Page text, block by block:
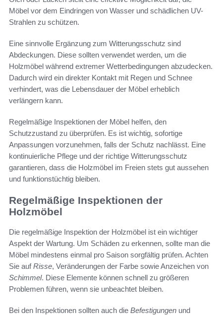
Möbel vor dem Eindringen von Wasser und schädlichen UV-
Strahlen zu schützen.
Eine sinnvolle Ergänzung zum Witterungsschutz sind
Abdeckungen. Diese sollten verwendet werden, um die
Holzmöbel während extremer Wetterbedingungen abzudecken.
Dadurch wird ein direkter Kontakt mit Regen und Schnee
verhindert, was die Lebensdauer der Möbel erheblich
verlängern kann.
Regelmäßige Inspektionen der Möbel helfen, den
Schutzzustand zu überprüfen. Es ist wichtig, sofortige
Anpassungen vorzunehmen, falls der Schutz nachlässt. Eine
kontinuierliche Pflege und der richtige Witterungsschutz
garantieren, dass die Holzmöbel im Freien stets gut aussehen
und funktionstüchtig bleiben.
Regelmäßige Inspektionen der
Holzmöbel
Die regelmäßige Inspektion der Holzmöbel ist ein wichtiger
Aspekt der Wartung. Um Schäden zu erkennen, sollte man die
Möbel mindestens einmal pro Saison sorgfältig prüfen. Achten
Sie aufRisse, Veränderungen der Farbe sowie Anzeichen von
Schimmel. Diese Elemente können schnell zu größeren
Problemen führen, wenn sie unbeachtet bleiben.
Bei den Inspektionen sollten auch die Befestigungen und